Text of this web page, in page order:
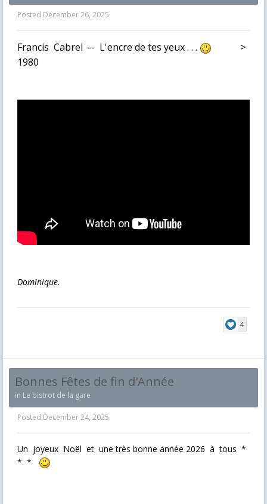
Posted December 26, 2025
Francis Cabrel -- L'encre de tes yeux . . .
>
1980
Dominique.
4
Bonnes Fêtes de fin d'Année
in Le bistrot de la gare
Posted December 24, 2025
Un joyeux Noël et une très bonne année 2026 à tous *
* *